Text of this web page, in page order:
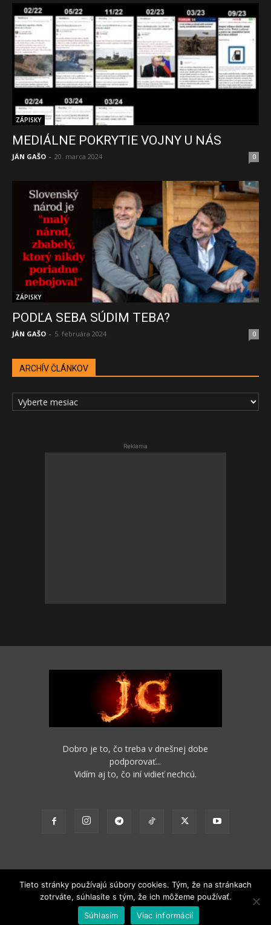
ZÁPISKY
MEDIÁLNE POKRYTIE VOJNY U NÁS
JÁN GAŠO - 20. marca 2024 0
ZÁPISKY
PODĽA SEBA SÚDIM TEBA?
JÁN GAŠO - 5. februára 2024 0
ARCHÍV ČLÁNKOV
ARCHÍV
ČLÁNKOV
Reklama
Dobro je to, čo treba v dnešnej dobe
podporovať...
Vidím aj to, čo iní vidieť nechcú.
2012 - 2022 Obsah stránok je možné s funkčným odkazom na pôvodný
zdroj ďalej nekomerčne šíriť.
Tieto stránky používajú súbory cookies. Tým, že na stránkach
zotrváte, súhlasíte s tým, že ich môžeme používať.
Súhlasím
Viac informácií